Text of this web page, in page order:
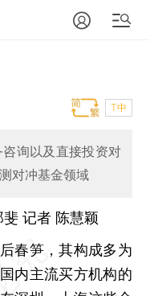
T中
询以及直接投资对
对冲基金领域
斐 记者 陈慧颖
春笋，其构成多为
内主流买方机构的